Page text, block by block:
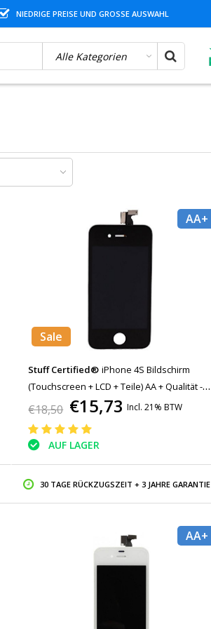
NIEDRIGE PREISE UND GROSSE AUSWAHL
AA+
Sale
Stuff Certified® iPhone 4S Bildschirm
(Touchscreen + LCD + Teile) AA + Qualität -
Schwarz
€18,50 €15,73 Incl. 21% BTW
AUF LAGER
30 TAGE RÜCKZUGSZEIT + 3 JAHRE GARANTIE
AA+